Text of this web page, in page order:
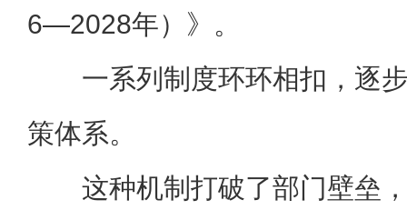
6—2028年）》。
一系列制度环环相扣，逐
策体系。
这种机制打破了部门壁垒